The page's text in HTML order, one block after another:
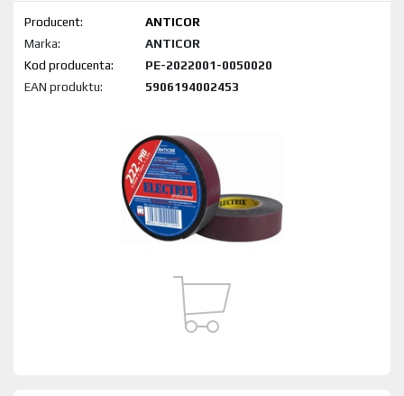
Producent:
ANTICOR
Marka:
ANTICOR
Kod produktu:
PE-2022001-0050020
EAN produktu:
5906194002453